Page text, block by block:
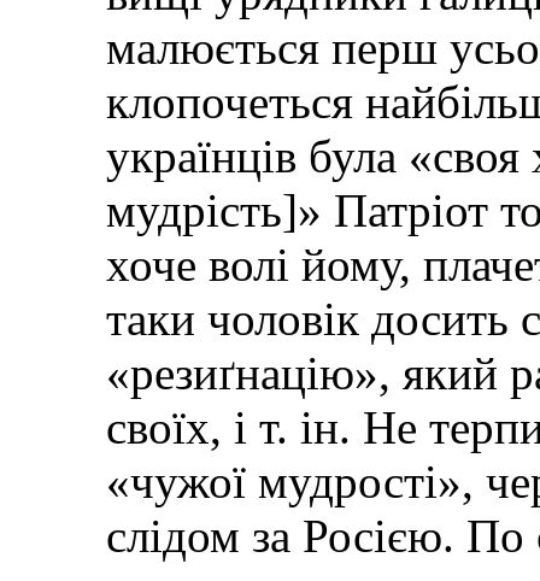
малюється перш
клопочеться
українців була
мудрість]» Патріот
хоче волі йому,
таки чоловік
«резиґнацію», який
своїх, і т. ін. Не
«чужої мудрості»,
слідом за Росією.